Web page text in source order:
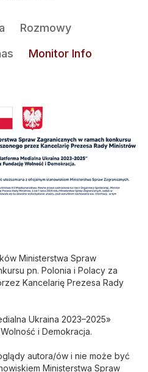
Rozmowy
Monitor Info
Ministerstwa Spraw
pn. Polonia i Polacy za
Kancelarię Prezesa Rady
Ukraina 2023–2025»
i Demokracja.
autora/ów i nie może być
Ministerstwa Spraw